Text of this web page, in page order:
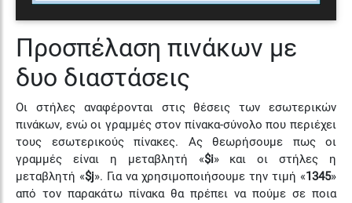
Προσπέλαση πινάκων με
δυο διαστάσεις
Οι στήλες αναφέρονται στις θέσεις των εσωτερικών
πινάκων, ενώ οι γραμμές στον πίνακα-σύνολο που περιέχει
τους εσωτερικούς πίνακες. Ας θεωρήσουμε πως οι
γραμμές είναι η μεταβλητή «$i» και οι στήλες η
μεταβλητή «$j». Για να χρησιμοποιήσουμε την τιμή «1345»
από τον παρακάτω πίνακα θα πρέπει να πούμε σε ποια